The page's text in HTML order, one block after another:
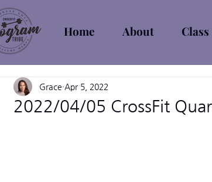
Home About Class
2022/04/05 CrossFit
Grace Apr 5, 2022